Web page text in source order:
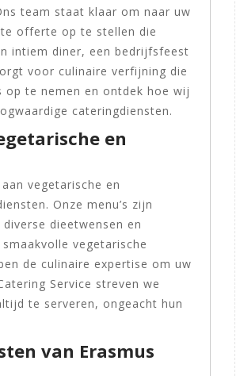
team staat klaar om naar uw
offerte op te stellen die
intiem diner, een bedrijfsfeest
voor culinaire verfijning die
te nemen en ontdek hoe wij
cateringdiensten.
en
vegetarische en
Onze menu’s zijn
dieetwensen en
vegetarische
de culinaire expertise om uw
Service streven we
te serveren, ongeacht hun
van Erasmus